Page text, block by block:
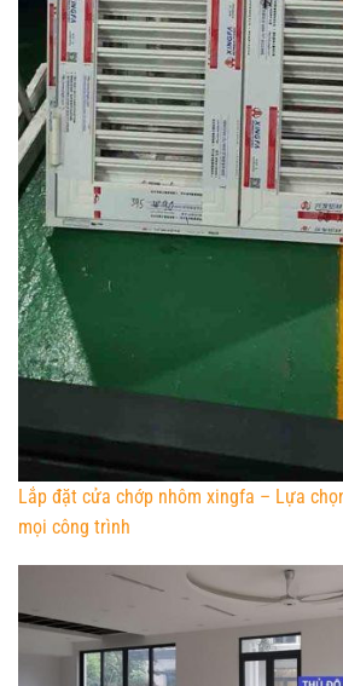
Lắp đặt cửa chớp nhôm xingfa – Lựa
mọi công trình